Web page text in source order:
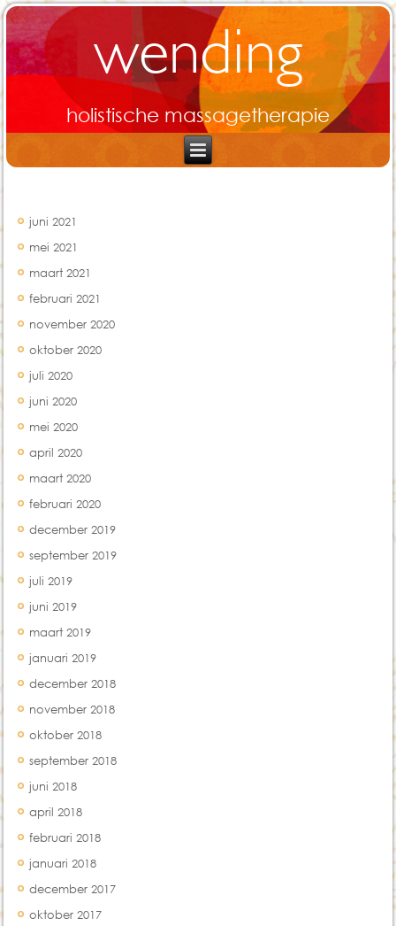
wending
holistische massagetherapie
juni 2021
mei 2021
maart 2021
februari 2021
november 2020
oktober 2020
juli 2020
juni 2020
mei 2020
april 2020
maart 2020
februari 2020
december 2019
september 2019
juli 2019
juni 2019
maart 2019
januari 2019
december 2018
november 2018
oktober 2018
september 2018
juni 2018
april 2018
februari 2018
januari 2018
december 2017
oktober 2017